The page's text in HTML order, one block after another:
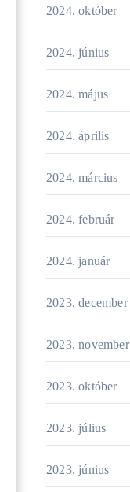
2024. október
2024. június
2024. május
2024. április
2024. március
2024. február
2024. január
2023. december
2023. november
2023. október
2023. július
2023. június